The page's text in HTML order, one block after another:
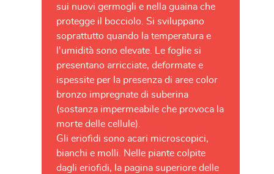
sui nuovi germogli e nella guaina che
protegge il bocciolo. Si sviluppano
soprattutto quando la temperatura e
l'umidità sono elevate. Le foglie si
presentano arricciate, deformate e
ispessite per la presenza di aree color
bronzo impregnate di suberina
(sostanza impermeabile che provoca la
morte delle cellule).
Gli eriofidi sono acari microscopici,
bianchi e molli. Nelle piante colpite
dagli eriofidi, la pagina superiore delle